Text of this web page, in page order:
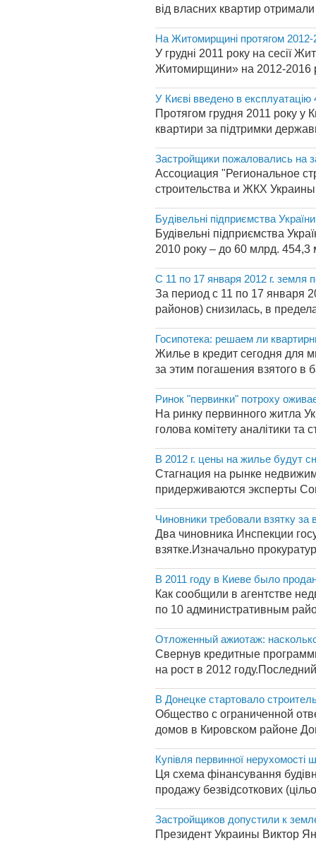
від власних квартир
На Житомирщині протягом 2012-
У грудні 2011 року на сесії
Житомирщини» на 2012-2016
У Києві введено в
Протягом грудня 2011 року у
квартири за підтримки
Застройщики пожаловались на
Ассоциация "Региональное
строительства и ЖКХ
Будівельні підприємства
Будівельні підприємства
2010 року – до 60 млрд.
С 11 по 17 января 2012 г. земля
За период с 11 по 17 января
районов) снизилась, в
Госипотека: решаем ли
Жилье в кредит сегодня для
за этим погашения взятого
Ринок "первинки" потроху
На ринку первинного житла
голова комітету аналітики та
В 2012 г. цены на жилье будут
Стагнация на рынке
придерживаются эксперты
Чиновники требовали взятку
Два чиновника Инспекции
взятке.Изначально
В 2011 году в Киеве было
Как сообщили в агентстве
по 10 административным
Отложенный ажиотаж:
Свернув кредитные
на рост в 2012
В Донецке стартовало
Общество с ограниченной
домов в Кировском районе
Купівля первинної нерухомості
Ця схема фінансування
продажу безвідсоткових
Застройщиков допустили к
Президент Украины Виктор